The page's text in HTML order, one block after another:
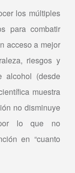
los múltiples
para combatir
acceso a mejor
riesgos y
alcohol (desde
muestra
no disminuye
por lo que no
en “cuanto